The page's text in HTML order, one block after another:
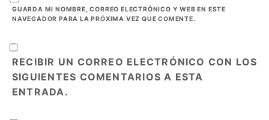
GUARDA MI NOMBRE, CORREO ELECTRÓNICO Y WEB EN ESTE
NAVEGADOR PARA LA PRÓXIMA VEZ QUE COMENTE.
RECIBIR UN CORREO ELECTRÓNICO CON LOS
SIGUIENTES COMENTARIOS A ESTA
ENTRADA.